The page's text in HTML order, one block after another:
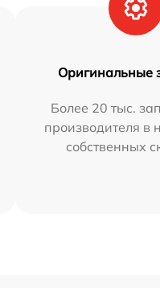
Оригинальные
Более 20 тыс.
производителя в
собственных